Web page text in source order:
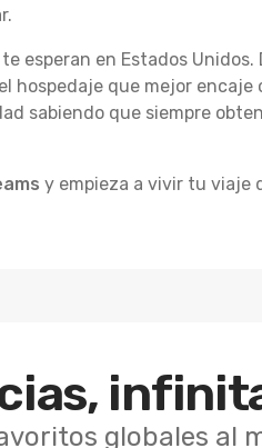
esperan en Estados
que mejor
sabiendo que siempre
y empieza a vivir tu viaje
globales al